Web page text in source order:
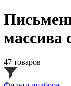
массива
47 товаров